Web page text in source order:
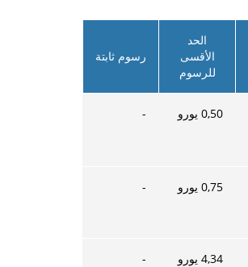
الحد
الأقسى
للرسوم
رسوم ثابتة
0,50 يورو -
0,75 يورو -
4,34 يورو -